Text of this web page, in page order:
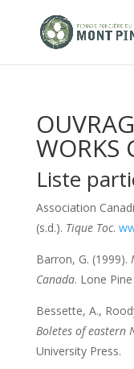
WORKS
Liste
Association
(s.d.). Tique Toc.
Barron, G. (1999).
Canada. Lone
Bessette, A.,
Boletes of eastern
University Press.